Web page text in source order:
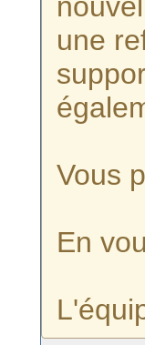
une
Vous
En